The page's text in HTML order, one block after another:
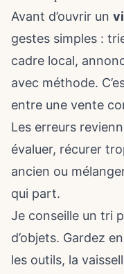
Avant d’ouvrir un
gestes simples :
cadre local,
avec méthode.
entre une vente
Les erreurs
évaluer, récurer
ancien ou
qui part.
Je conseille un tri
d’objets. Gardez
les outils, la